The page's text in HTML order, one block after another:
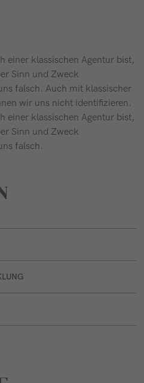
einer klassischen Agentur bist,
Sinn und Zweck
falsch. Auch mit klassischer
wir uns nicht identifizieren.
einer klassischen Agentur bist,
Sinn und Zweck
falsch.